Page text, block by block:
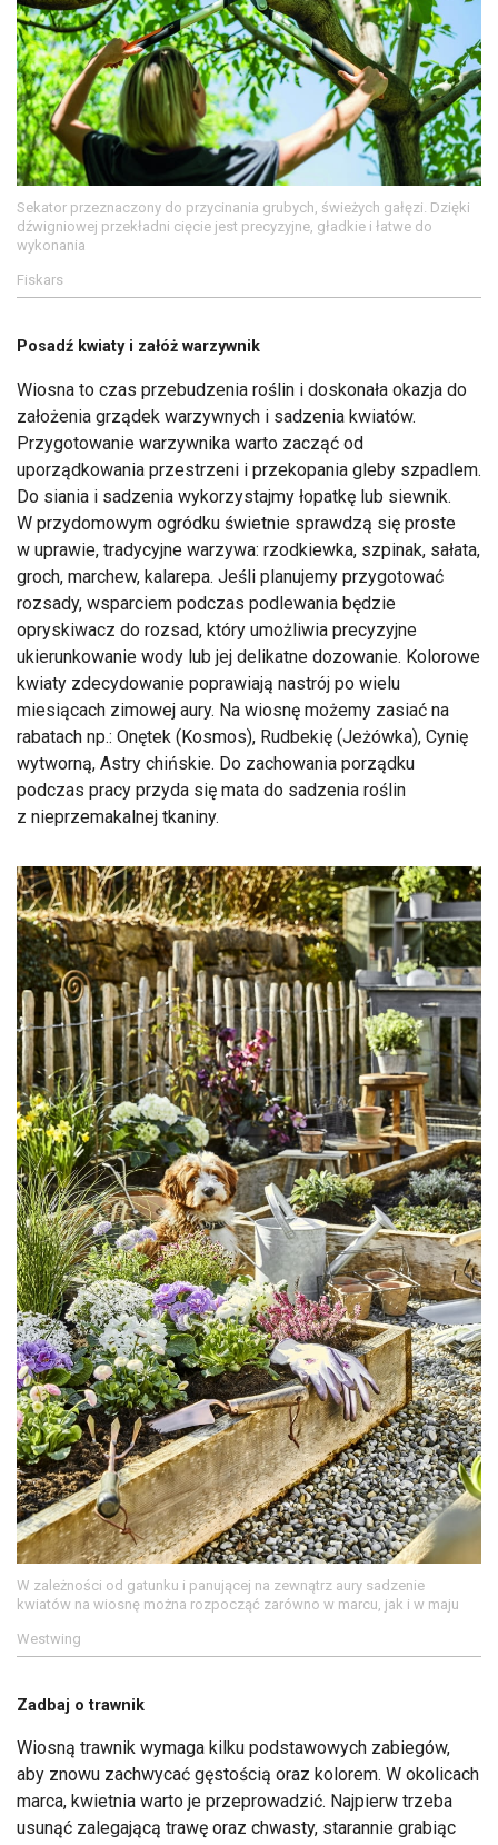
Sekator przeznaczony do przycinania grubych, świeżych gałęzi. Dzięki
dźwigniowej przekładni cięcie jest precyzyjne, gładkie i łatwe do
wykonania
Fiskars
Posadź kwiaty i załóż warzywnik
Wiosna to czas przebudzenia roślin i doskonała okazja do
założenia grządek warzywnych i sadzenia kwiatów.
Przygotowanie warzywnika warto zacząć od
uporządkowania przestrzeni i przekopania gleby szpadlem.
Do siania i sadzenia wykorzystajmy łopatkę lub siewnik.
W przydomowym ogródku świetnie sprawdzą się proste
w uprawie, tradycyjne warzywa: rzodkiewka, szpinak, sałata,
groch, marchew, kalarepa. Jeśli planujemy przygotować
rozsady, wsparciem podczas podlewania będzie
opryskiwacz do rozsad, który umożliwia precyzyjne
ukierunkowanie wody lub jej delikatne dozowanie. Kolorowe
kwiaty zdecydowanie poprawiają nastrój po wielu
miesiącach zimowej aury. Na wiosnę możemy zasiać na
rabatach np.: Onętek (Kosmos), Rudbekię (Jeżówka), Cynię
wytworną, Astry chińskie. Do zachowania porządku
podczas pracy przyda się mata do sadzenia roślin
z nieprzemakalnej tkaniny.
W zależności od gatunku i panującej na zewnątrz aury sadzenie
kwiatów na wiosnę można rozpocząć zarówno w marcu, jak i w maju
Westwing
Zadbaj o trawnik
Wiosną trawnik wymaga kilku podstawowych zabiegów,
aby znowu zachwycać gęstością oraz kolorem. W okolicach
marca, kwietnia warto je przeprowadzić. Najpierw trzeba
usunąć zalegającą trawę oraz chwasty, starannie grabiąc